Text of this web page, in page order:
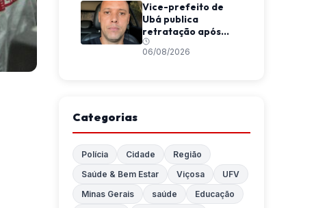
de Fora
Vice-prefeito de
Ubá publica
retratação após
decisão judicial por
ofensas a jornalista
06/08/2026
Categorias
Polícia Cidade
Região
Saúde & Bem Estar
Viçosa
UFV
Minas Gerais
saúde
Educação